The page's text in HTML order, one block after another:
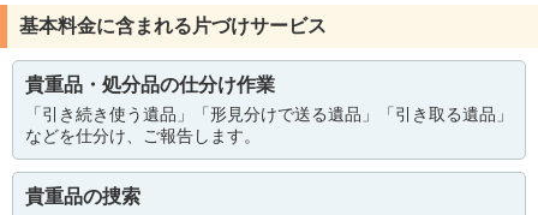
基本料金に含まれる片づけサービス
貴重品・処分品の仕分け作業
「引き続き使う遺品」「形見分けで送る遺品」「引き取る遺品」
などを仕分け、ご報告します。
貴重品の捜索